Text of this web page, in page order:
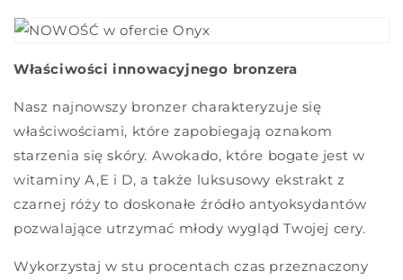
Właściwości innowacyjnego bronzera
Nasz najnowszy bronzer charakteryzuje się
właściwościami, które zapobiegają oznakom
starzenia się skóry. Awokado, które bogate jest w
witaminy A,E i D, a także luksusowy ekstrakt z
czarnej róży to doskonałe źródło antyoksydantów
pozwalające utrzymać młody wygląd Twojej cery.
Wykorzystaj w stu procentach czas przeznaczony